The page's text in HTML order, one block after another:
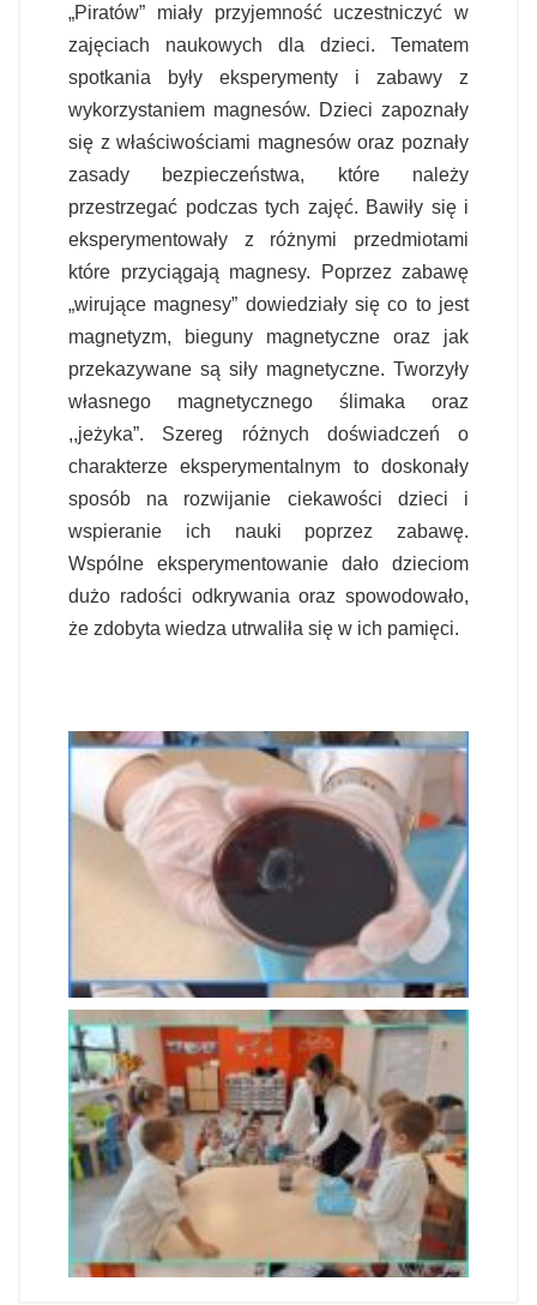
„Piratów” miały przyjemność uczestniczyć w
zajęciach naukowych dla dzieci. Tematem
spotkania były eksperymenty i zabawy z
wykorzystaniem magnesów. Dzieci zapoznały
się z właściwościami magnesów oraz poznały
zasady bezpieczeństwa, które należy
przestrzegać podczas tych zajęć. Bawiły się i
eksperymentowały z różnymi przedmiotami
które przyciągają magnesy. Poprzez zabawę
„wirujące magnesy” dowiedziały się co to jest
magnetyzm, bieguny magnetyczne oraz jak
przekazywane są siły magnetyczne. Tworzyły
własnego magnetycznego ślimaka oraz
,,jeżyka”. Szereg różnych doświadczeń o
charakterze eksperymentalnym to doskonały
sposób na rozwijanie ciekawości dzieci i
wspieranie ich nauki poprzez zabawę.
Wspólne eksperymentowanie dało dzieciom
dużo radości odkrywania oraz spowodowało,
że zdobyta wiedza utrwaliła się w ich pamięci.